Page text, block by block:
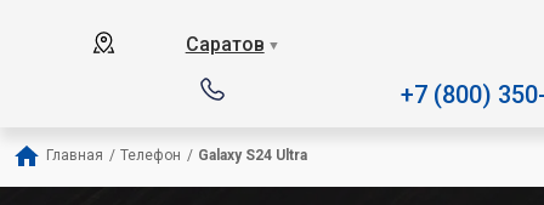
Саратов ▼
+7 (800)
Главная / Телефон / Galaxy S24 Ultra